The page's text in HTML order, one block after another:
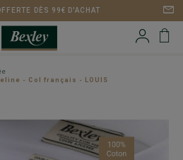
DÈS 99€ D'ACHAT
- Col français - LOUIS